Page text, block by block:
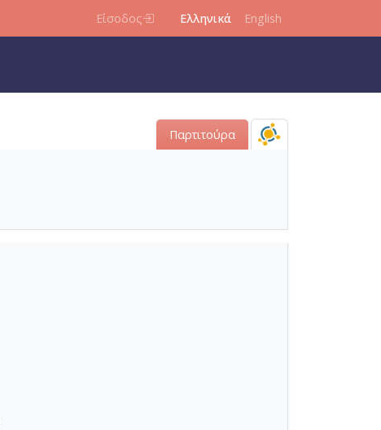
Είσοδος Ελληνικά English
Παρτιτούρα